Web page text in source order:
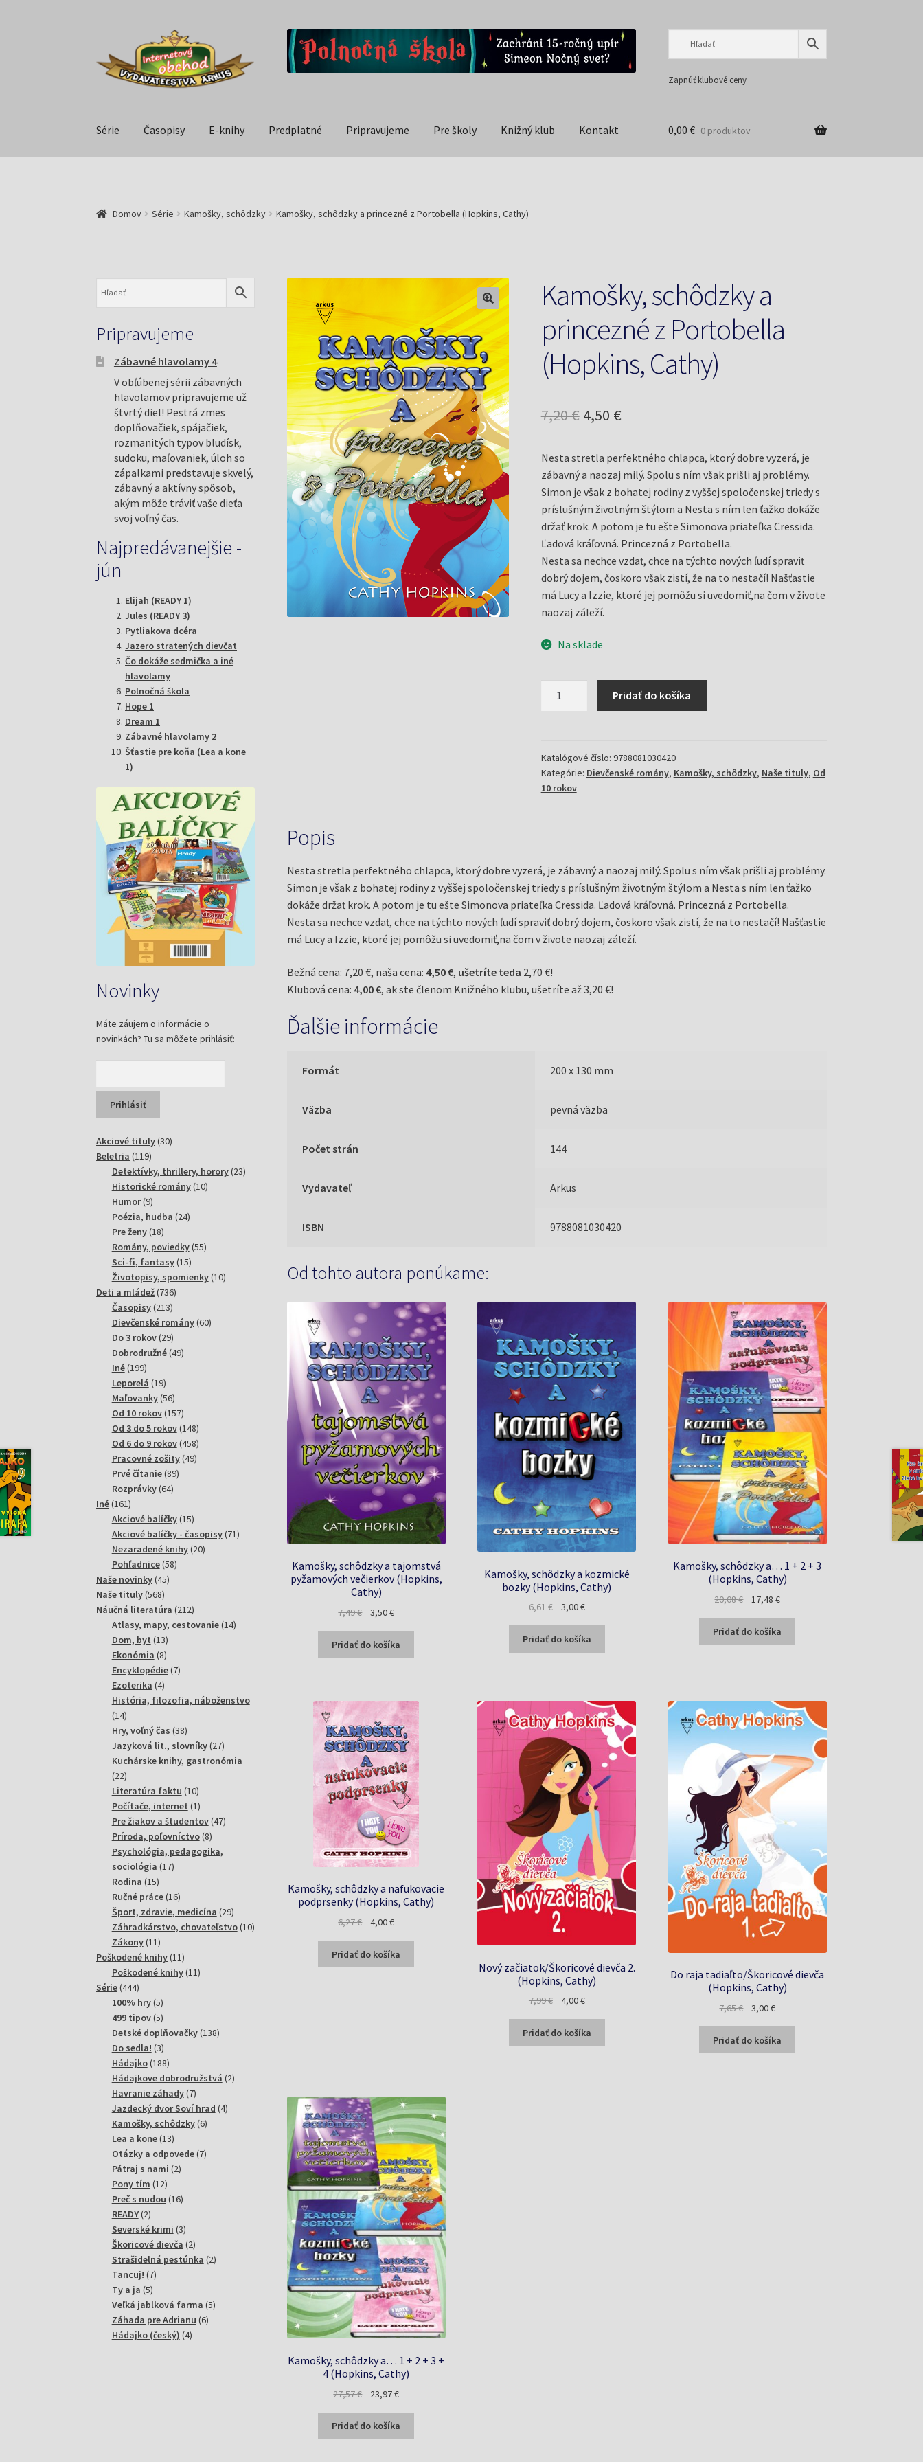
Zapnúť klubové ceny
Série Časopisy E-knihy Predplatné Pripravujeme Pre školy Knižný klub Kontakt 0,00 € 0 produktov
Domov Série Kamošky, schôdzky Kamošky, schôdzky a princezné z Portobella (Hopkins, Cathy)
Kamošky, schôdzky a
princezné z Portobella
(Hopkins, Cathy)
7,20€ Pôvodná
bola:
7,20 €.
4,50 €Aktuálna
je:
4,50 €.
Nesta stretla perfektného chlapca, ktorý dobre vyzerá, je
zábavný a naozaj milý. Spolu s ním však prišli aj problémy.
Simon je však z bohatej rodiny z vyššej spoločenskej triedy s
príslušným životným štýlom a Nesta s ním len ťažko dokáže
držať krok. A potom je tu ešte Simonova priateľka Cressida.
Ľadová kráľovná. Princezná z Portobella.
Nesta sa nechce vzdať, chce na týchto nových ľudí spraviť
dobrý dojem, čoskoro však zistí, že na to nestačí! Našťastie
má Lucy a Izzie, ktoré jej pomôžu si uvedomiť,na čom v živote
naozaj záleží.
Na sklade
princezné
z
Portobella
Pridať do košíka
Katalógové číslo: 9788081030420
Kategórie: Dievčenské romány, Kamošky, schôdzky, Naše tituly, Od
10 rokov
Popis
Nesta stretla perfektného chlapca, ktorý dobre vyzerá, je zábavný a naozaj milý. Spolu s ním však prišli aj problémy.
Simon je však z bohatej rodiny z vyššej spoločenskej triedy s príslušným životným štýlom a Nesta s ním len ťažko
dokáže držať krok. A potom je tu ešte Simonova priateľka Cressida. Ľadová kráľovná. Princezná z Portobella.
Nesta sa nechce vzdať, chce na týchto nových ľudí spraviť dobrý dojem, čoskoro však zistí, že na to nestačí! Našťastie
má Lucy a Izzie, ktoré jej pomôžu si uvedomiť,na čom v živote naozaj záleží.
Bežná cena: 7,20 €, naša cena: 4,50 €, ušetríte teda 2,70 €!
Klubová cena: 4,00 €, ak ste členom Knižného klubu, ušetríte až 3,20 €!
Ďalšie informácie
Formát 200 x 130 mm
Väzba pevná väzba
Počet strán 144
Vydavateľ Arkus
ISBN 9788081030420
Od tohto autora ponúkame:
Kamošky, schôdzky a tajomstvá
pyžamových večierkov (Hopkins,
Cathy)
7,49€
Pôvodná
bola:
7,49 €.
3,50€Aktuálna
je:
3,50 €.
Pridať do košíka
Kamošky, schôdzky a kozmické
bozky (Hopkins, Cathy)
6,61€
Pôvodná
bola:
6,61 €.
3,00€Aktuálna
je:
3,00 €.
Pridať do košíka
Kamošky, schôdzky a… 1 + 2 + 3
(Hopkins, Cathy)
20,08€
Pôvodná
bola:
20,08 €.
17,48€Aktuálna
je:
17,48 €.
Pridať do košíka
Kamošky, schôdzky a nafukovacie
podprsenky (Hopkins, Cathy)
6,27€
Pôvodná
bola:
6,27 €.
4,00€Aktuálna
je:
4,00 €.
Pridať do košíka
Nový začiatok/Škoricové dievča 2.
(Hopkins, Cathy)
7,99€
Pôvodná
bola:
7,99 €.
4,00€Aktuálna
je:
4,00 €.
Pridať do košíka
Do raja tadiaľto/Škoricové dievča
(Hopkins, Cathy)
7,65€
Pôvodná
bola:
7,65 €.
3,00€Aktuálna
je:
3,00 €.
Pridať do košíka
Kamošky, schôdzky a… 1 + 2 + 3 +
4 (Hopkins, Cathy)
27,57€
Pôvodná
bola:
27,57 €.
23,97€Aktuálna
je:
23,97 €.
Pridať do košíka
Pripravujeme
Zábavné hlavolamy 4
V obľúbenej sérii zábavných
hlavolamov pripravujeme už
štvrtý diel! Pestrá zmes
doplňovačiek, spájačiek,
rozmanitých typov bludísk,
sudoku, maľovaniek, úloh so
zápalkami predstavuje skvelý,
zábavný a aktívny spôsob,
akým môže tráviť vaše dieťa
svoj voľný čas.
Najpredávanejšie -
jún
Elijah (READY 1)
Jules (READY 3)
Pytliakova dcéra
Jazero stratených dievčat
Čo dokáže sedmička a iné
hlavolamy
Polnočná škola
Hope 1
Dream 1
Zábavné hlavolamy 2
Šťastie pre koňa (Lea a kone
1)
Novinky
Máte záujem o informácie o
novinkách? Tu sa môžete prihlásiť:
Akciové tituly 3030
Beletria 119119
produktov
Detektívky, thrillery, horory 2323
Historické romány 1010
Humor 99
produktov
Poézia, hudba 2424
Pre ženy 1818
produktov
Romány, poviedky 5555
Sci-fi, fantasy 1515
produktov
Životopisy, spomienky 1010
Deti a mládež 736736
Časopisy 213213
produktov
Dievčenské romány 6060
Do 3 rokov 2929
produktov
Dobrodružné 4949
Iné 199199
produktov
Leporelá 1919
produktov
Maľovanky 5656
produktov
Od 10 rokov 157157
produktov
Od 3 do 5 rokov 148148
produktov
Od 6 do 9 rokov 458458
produktov
Pracovné zošity 4949
Prvé čítanie 8989
Rozprávky 6464
Iné 161161
produktov
Akciové balíčky 1515
produktov
Akciové balíčky - časopisy 7171
Nezaradené knihy 2020
Pohľadnice 5858
Naše novinky 4545
Naše tituly 568568
produktov
Náučná literatúra 212212
produktov
Atlasy, mapy, cestovanie 1414
Dom, byt 1313
produktov
Ekonómia 88
produktov
Encyklopédie 77
Ezoterika 44
produkty
História, filozofia, náboženstvo
1414
produktov
Hry, voľný čas 3838
produktov
Jazyková lit., slovníky 2727
produktov
Kuchárske knihy, gastronómia
2222
produktov
Literatúra faktu 1010
produktov
Počítače, internet 11
produkt
Pre žiakov a študentov 4747
Príroda, poľovníctvo 88
produktov
Psychológia, pedagogika,
sociológia 1717
Rodina 1515
produktov
Ručné práce 1616
produktov
Šport, zdravie, medicína 2929
produktov
Záhradkárstvo, chovateľstvo 1010
Zákony 1111
produktov
Poškodené knihy 1111
produktov
Poškodené knihy 1111
Série 444444
produktov
100% hry 55
produktov
499 tipov 55
produktov
Detské doplňovačky 138138
Do sedla! 33
produkty
Hádajko 188188
produktov
Hádajkove dobrodružstvá 22
Havranie záhady 77
produktov
Jazdecký dvor Soví hrad 44
Kamošky, schôdzky 66
Lea a kone 1313
produktov
Otázky a odpovede 77
Pátraj s nami 22
Pony tím 1212
produktov
Preč s nudou 1616
READY 22
produkty
Severské krimi 33
produkty
Škoricové dievča 22
produkty
Strašidelná pestúnka 22
Tancuj! 77
Ty a ja 55
produktov
Veľká jablková farma 55
Záhada pre Adrianu 66
Hádajko (český) 44